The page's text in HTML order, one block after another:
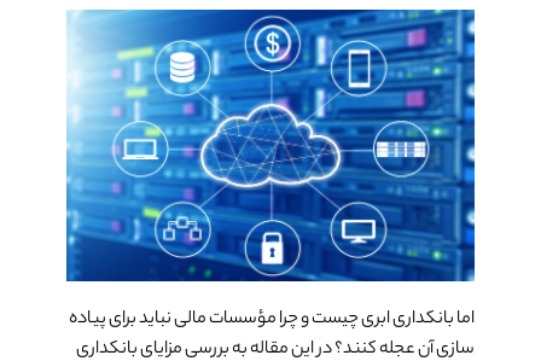
اما بانکداری ابری چیست و چرا مؤسسات مالی نباید برای پیاده
سازی آن عجله کنند؟ در این مقاله به بررسی مزایای بانکداری